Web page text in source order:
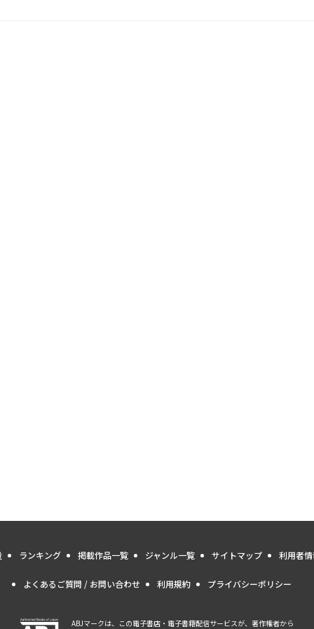
ランキング 掲載作品一覧 ジャンル一覧 サイトマップ 利用者
よくあるご質問 / お問い合わせ 利用規約 プライバシーポリシー
ABJマークは、この電子書店・電子書籍配信サービスが、著作権者から